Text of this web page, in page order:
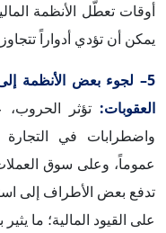
أوقات تعطُّل الأنظمة
يمكن أن تؤدي أدواراً
5– لجوء بعض الأنظمة
العقوبات: تؤثر
واضطرابات في
عموماً، وعلى سوق
تدفع بعض الأطراف إلى
على القيود المالية؛ ما